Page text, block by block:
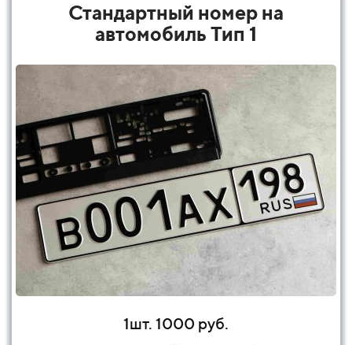
Стандартный номер на
автомобиль Тип 1
1шт. 1000 руб.